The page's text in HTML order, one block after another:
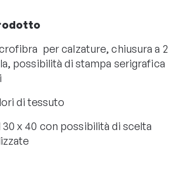
per calzature, chiusura a 2
possibilità di stampa serigrafica
di tessuto
x 40 con possibilità di scelta